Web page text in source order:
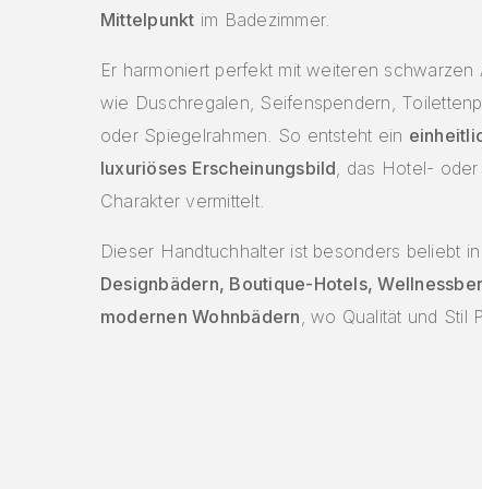
Mittelpunkt im Badezimmer.
Er harmoniert perfekt mit weiteren schwarzen
wie Duschregalen, Seifenspendern,
oder Spiegelrahmen. So entsteht ein
luxuriöses Erscheinungsbild , das Hotel-
Charakter vermittelt.
Dieser Handtuchhalter ist besonders beliebt in
Designbädern, Boutique-Hotels,
modernen Wohnbädern , wo Qualität und Stil